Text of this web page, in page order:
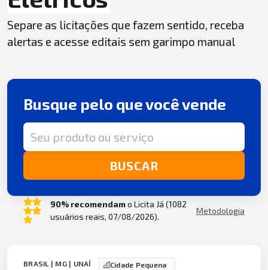
Separe as licitações que fazem sentido, receba
alertas e acesse editais sem garimpo manual
Busque pelo que você vende
Termo de busca
BUSCAR
90% recomendamo Licita Já (1082
usuários reais, 07/08/2026).
Metodologia
BRASIL | MG | UNAÍ Cidade Pequena